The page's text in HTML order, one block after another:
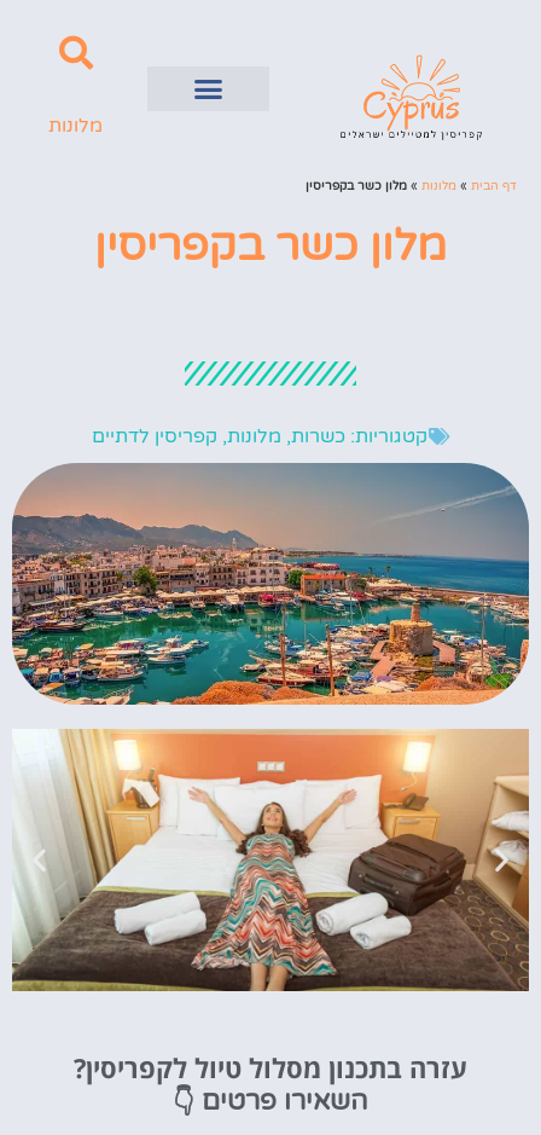
מלונות
דף הבית » מלונות » מלון כשר בקפריסין
מלון כשר בקפריסין
קטגוריות: כשרות, מלונות, קפריסין לדתיים
מציאת מלון
עזרה בתכנון מסלול טיול לקפריסין?
השאירו פרטים 👇